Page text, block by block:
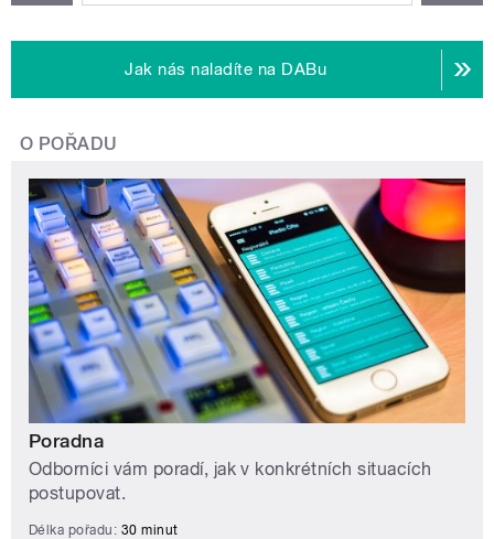
Jak nás naladíte na DABu
O POŘADU
Poradna
Odborníci vám poradí, jak v konkrétních situacích
postupovat.
Délka pořadu: 30 minut